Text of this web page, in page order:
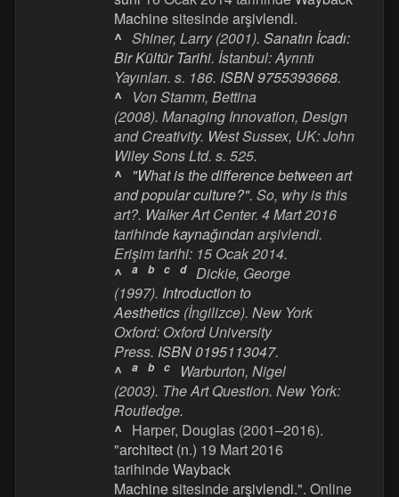
Machinesitesindearşivlendi.
^ Shiner, Larry (2001). Sanatın İcadı:
Bir Kültür Tarihi. İstanbul: Ayrıntı
Yayınları. s. 186. ISBN9755393668.
^ Von Stamm, Bettina
(2008). Managing Innovation, Design
and Creativity. West Sussex, UK: John
Wiley Sons Ltd. s. 525.
^ "What is the difference between art
and popular culture?". So, why is this
art?. Walker Art Center. 4 Mart 2016
tarihindekaynağındanarşivlendi.
Erişim tarihi: 15 Ocak2014.
^
a b c d
Dickie, George
(1997). Introduction to
Aesthetics(İngilizce). New York
Oxford: Oxford University
Press. ISBN 0195113047.
^
a b c
Warburton, Nigel
(2003). The Art Question. New York:
Routledge.
^ Harper, Douglas (2001–2016).
"architect (n.) 19 Mart 2016
tarihindeWayback
Machinesitesindearşivlendi.". Online